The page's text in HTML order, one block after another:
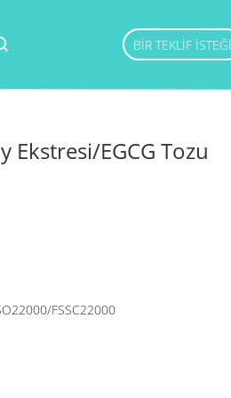
BIR TEKLIF ISTEĞI
Ekstresi/EGCG Tozu
FSSC22000